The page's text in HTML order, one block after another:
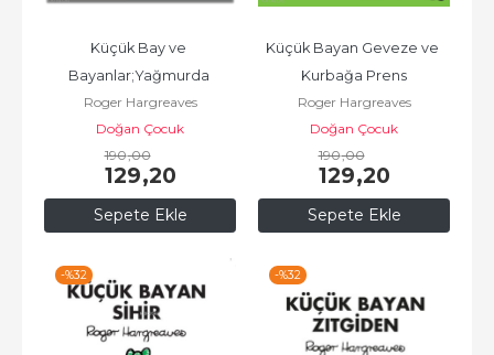
Sepete Ekle
Küçük Bay ve
Bayanlar;Yağmurda
Eğleniyor
Roger Hargreaves
Doğan Çocuk
190,00
129,20
Sepete Ekle
Küçük Bayan Geveze ve
Kurbağa Prens
Roger Hargreaves
Doğan Çocuk
190,00
129,20
-%32 -%32